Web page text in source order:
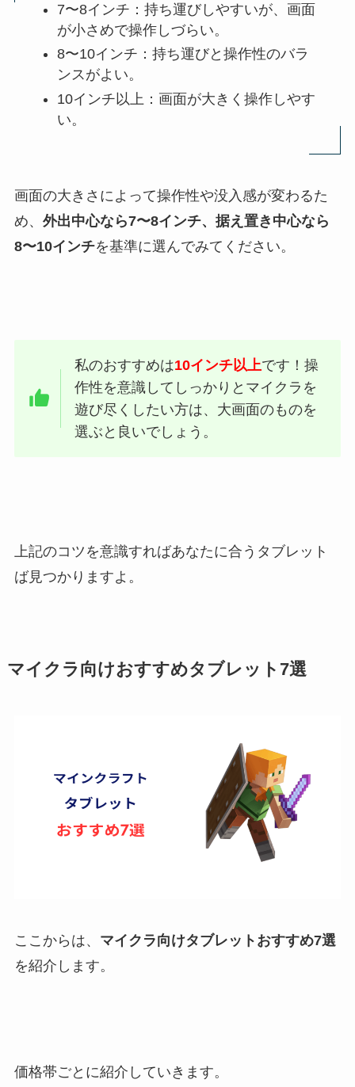
7〜8インチ：持ち運びしやすいが、画面
が小さめで操作しづらい。
8〜10インチ：持ち運びと操作性のバラ
ンスがよい。
10インチ以上：画面が大きく操作しやす
い。
画面の大きさによって操作性や没入感が変わるた
め、 外出中心なら7〜8インチ、据え置き中心なら
8〜10インチを基準に選んでみてください。
私のおすすめは10インチ以上です！操
作性を意識してしっかりとマイクラを
遊び尽くしたい方は、大画面のものを
選ぶと良いでしょう。
上記のコツを意識すればあなたに合うタブレット
ば見つかりますよ。
マイクラ向けおすすめタブレット7選
ここからは、 マイクラ向けタブレットおすすめ7選
を紹介します。
価格帯ごとに紹介していきます。